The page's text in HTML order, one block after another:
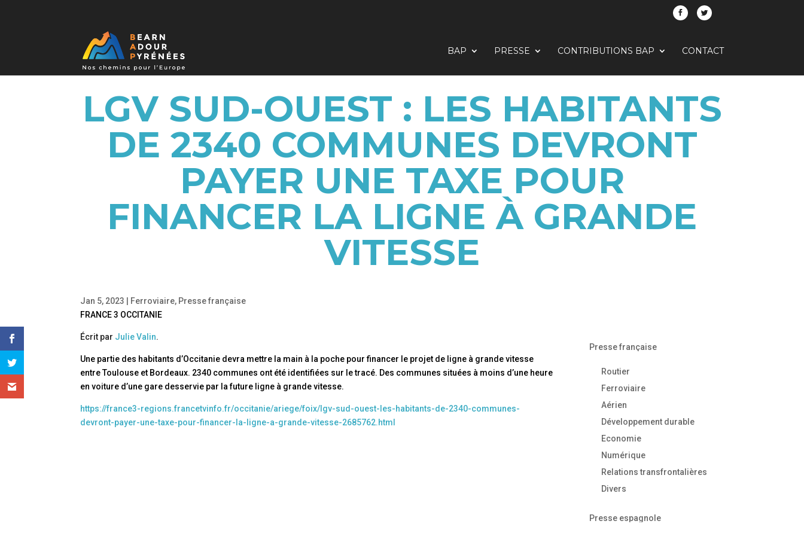
BAP PRESSE CONTRIBUTIONS BAP CONTACT
LGV SUD-OUEST : LES HABITANTS
DE 2340 COMMUNES DEVRONT
PAYER UNE TAXE POUR
FINANCER LA LIGNE À GRANDE
VITESSE
Jan 5, 2023 Ferroviaire, Presse française
FRANCE 3 OCCITANIE
Écrit par Julie Valin.
Une partie des habitants d’Occitanie devra mettre la main à la poche pour financer le projet de ligne à grande vitesse
entre Toulouse et Bordeaux. 2340 communes ont été identifiées sur le tracé. Des communes situées à moins d’une heure
en voiture d’une gare desservie par la future ligne à grande vitesse.
https://france3-regions.francetvinfo.fr/occitanie/ariege/foix/lgv-sud-ouest-les-habitants-de-2340-communes-
devront-payer-une-taxe-pour-financer-la-ligne-a-grande-vitesse-2685762.html
Presse française
Routier
Ferroviaire
Aérien
Développement durable
Economie
Numérique
Relations transfrontalières
Divers
Presse espagnole